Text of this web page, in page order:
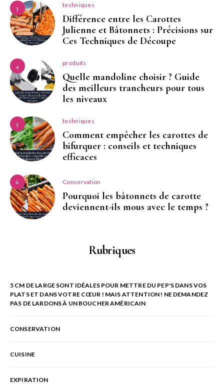
3 techniques
Différence entre les Carottes
Julienne et Bâtonnets : Précisions sur
Ces Techniques de Découpe
4 produits
Quelle mandoline choisir ? Guide
des meilleurs trancheurs pour tous
les niveaux
5 techniques
Comment empêcher les carottes de
bifurquer : conseils et techniques
efficaces
6 Conservation
Pourquoi les bâtonnets de carotte
deviennent-ils mous avec le temps ?
Rubriques
5 CM DE LARGE SONT IDÉALES POUR METTRE DU PEP'S DANS VOS
PLATS ET DANS VOTRE CŒUR ! MAIS ATTENTION ! NE DEMANDEZ
PAS DE LARDONS À UN BOUCHER AMÉRICAIN
CONSERVATION
CUISINE
EXPIRATION